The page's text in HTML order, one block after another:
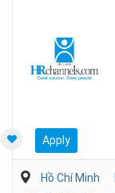
Apply
Hồ Chí Minh